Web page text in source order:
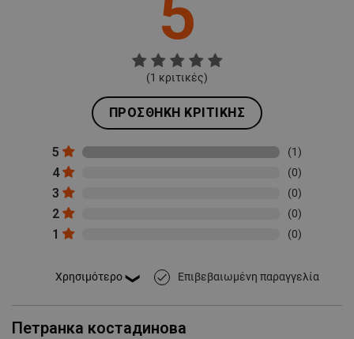
5
(1 κριτικές)
ΠΡΟΣΘΉΚΗ ΚΡΙΤΙΚΉΣ
5 (1)
4 (0)
3 (0)
2 (0)
1 (0)
done Επιβεβαιωμένη παραγγελία
Петранка костадинова